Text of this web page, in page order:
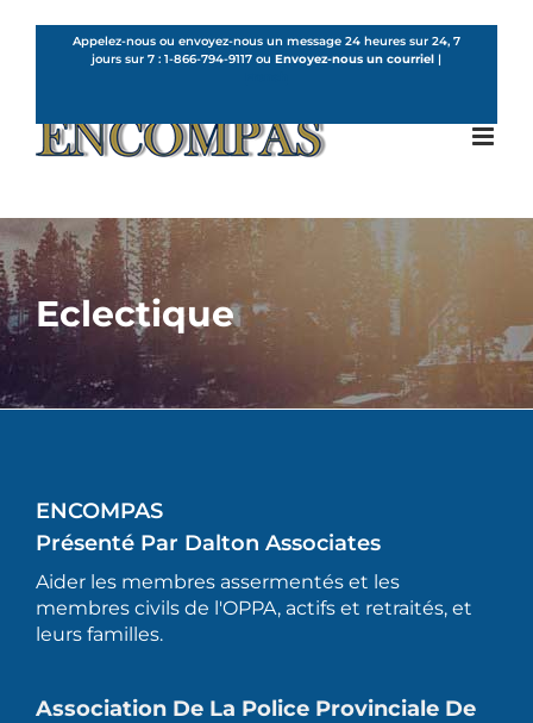
Appelez-nous ou envoyez-nous un message 24 heures sur 24, 7
jours sur 7 : 1-866-794-9117 ou Envoyez-nous un courriel |
Eclectique
ENCOMPAS
Présenté Par Dalton Associates
Aider les membres assermentés et les
membres civils de l'OPPA, actifs et retraités, et
leurs familles.
Association De La Police Provinciale De